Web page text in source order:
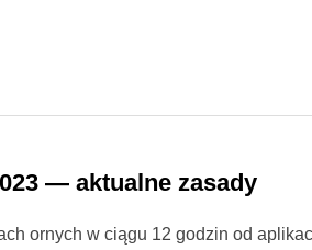
— aktualne zasady
ornych w ciągu 12 godzin od